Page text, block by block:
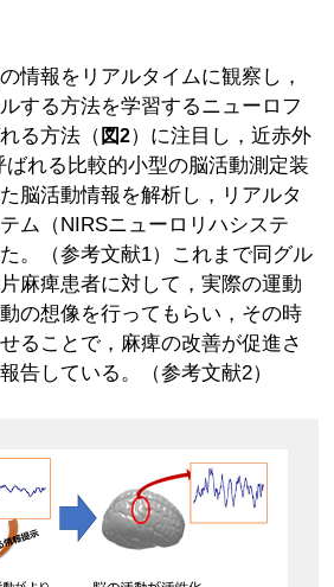
情報をリアルタイムに観察し，
する方法を学習するニューロフ
る方法（ 図2）に注目し，近赤外
れる比較的小型の脳活動測定装
脳活動情報を解析し，リアルタ
ム（NIRSニューロリハシステ
。（参考文献1）これまで同グル
麻痺患者に対して，実際の運動
の想像を行ってもらい，その時
ることで，麻痺の改善が促進さ
告している。（参考文献2）